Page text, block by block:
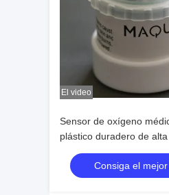
El video
Sensor de oxígeno
plástico duradero de
R125P03-002 MAX-250E
Consiga el